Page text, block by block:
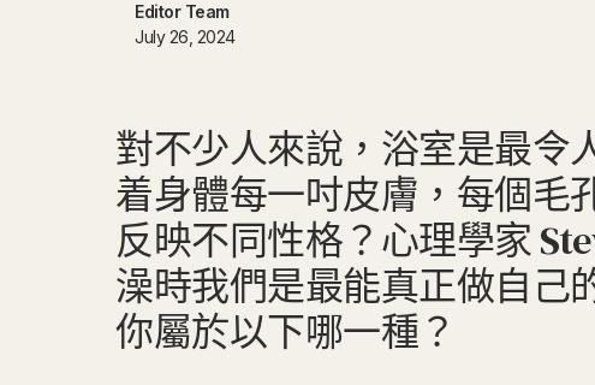
Editor Team
July 26, 2024
對不少人來說，浴室是最令
着身體每一吋皮膚，每個毛
反映不同性格？心理學家
澡時我們是最能真正做自己
你屬於以下哪一種？